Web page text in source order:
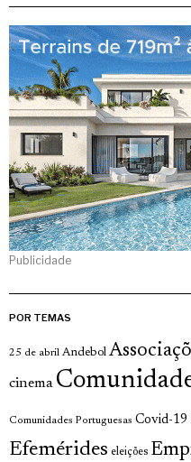
Publicidade
POR TEMAS
25 de abril Andebol
cinema
Comunidades Portuguesas Covid-19
Efemérides eleições